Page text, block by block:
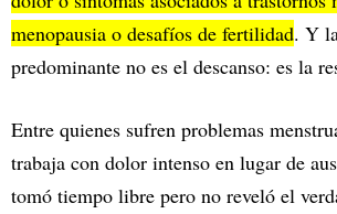
menopausia o desafíos de fertilidad. Y
predominante no es el descanso: es la
Entre quienes sufren problemas
trabaja con dolor intenso en lugar de
tomó tiempo libre pero no reveló el